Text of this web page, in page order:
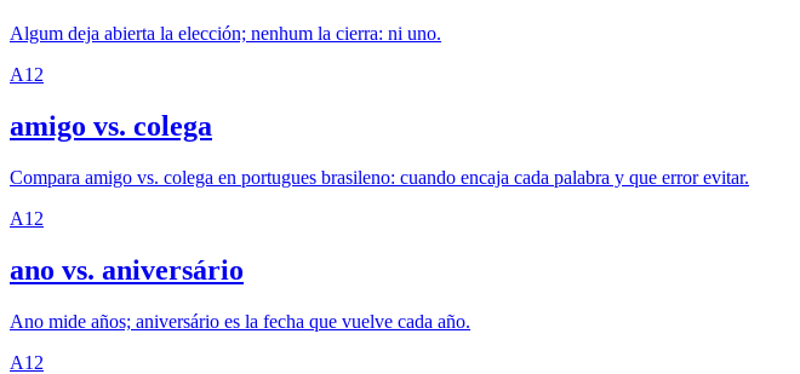
Algum deja abierta la elección; nenhum la cierra: ni uno.
A1 2
amigo vs. colega
Compara amigo vs. colega en portugues brasileno: cuando encaja cada palabra y que error evitar.
A1 2
ano vs. aniversário
Ano mide años; aniversário es la fecha que vuelve cada año.
A1 2